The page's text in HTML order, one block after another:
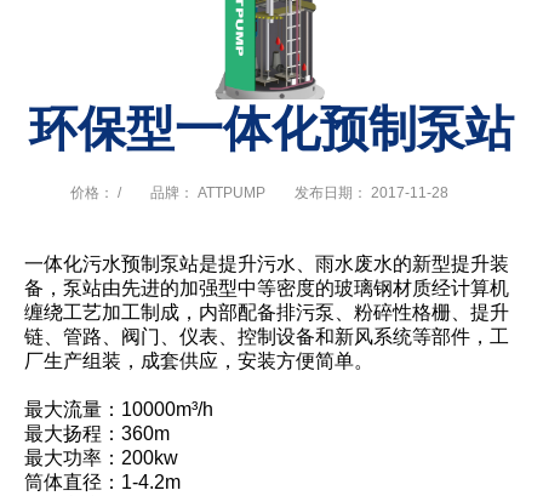
环保型一体化预制泵站
价格： / 品牌： ATTPUMP 发布日期： 2017-11-28
一体化污水预制泵站是提升污水、雨水废水的新型提升装
备，泵站由先进的加强型中等密度的玻璃钢材质经计算机
缠绕工艺加工制成，内部配备排污泵、粉碎性格栅、提升
链、管路、阀门、仪表、控制设备和新风系统等部件，工
厂生产组装，成套供应，安装方便简单。
最大流量：10000m³/h
最大扬程：360m
最大功率：200kw
筒体直径：1-4.2m